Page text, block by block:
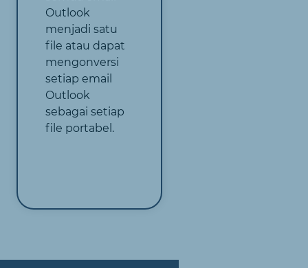
Outlook
menjadi satu
file atau dapat
mengonversi
setiap email
Outlook
sebagai setiap
file portabel.